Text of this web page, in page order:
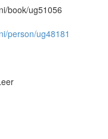
book/ug51056
person/ug48181